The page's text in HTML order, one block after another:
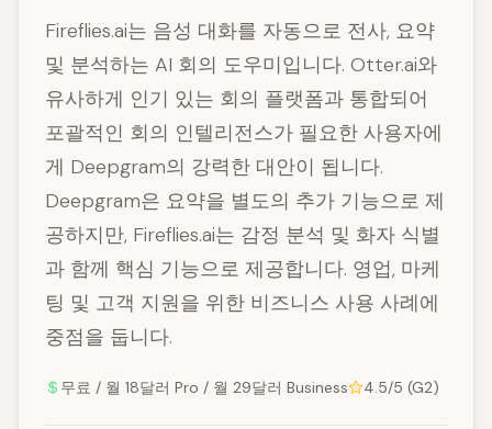
Fireflies.ai는 음성 대화를 자동으로 전사, 요약
및 분석하는 AI 회의 도우미입니다. Otter.ai와
유사하게 인기 있는 회의 플랫폼과 통합되어
포괄적인 회의 인텔리전스가 필요한 사용자에
게 Deepgram의 강력한 대안이 됩니다.
Deepgram은 요약을 별도의 추가 기능으로 제
공하지만, Fireflies.ai는 감정 분석 및 화자 식별
과 함께 핵심 기능으로 제공합니다. 영업, 마케
팅 및 고객 지원을 위한 비즈니스 사용 사례에
중점을 둡니다.
무료 / 월 18달러 Pro / 월 29달러 Business 4.5/5 (G2)